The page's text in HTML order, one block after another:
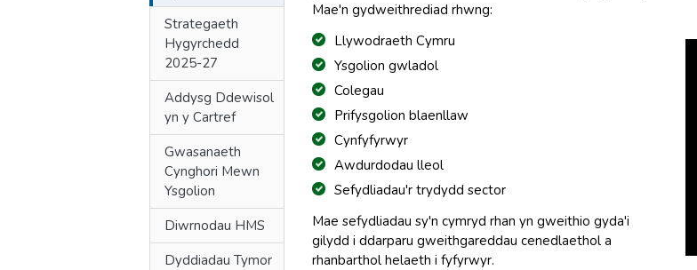
Strategaeth
Hygyrchedd
2025-27
Addysg Ddewisol
yn y Cartref
Gwasanaeth
Cynghori Mewn
Ysgolion
Diwrnodau HMS
Dyddiadau Tymor
Mae'n gydweithrediad rhwng:
Llywodraeth Cymru
Ysgolion gwladol
Colegau
Prifysgolion blaenllaw
Cynfyfyrwyr
Awdurdodau lleol
Sefydliadau'r trydydd sector
Mae sefydliadau sy'n cymryd rhan yn gweithio gyda'i
gilydd i ddarparu gweithgareddau cenedlaethol a
rhanbarthol helaeth i fyfyrwyr.